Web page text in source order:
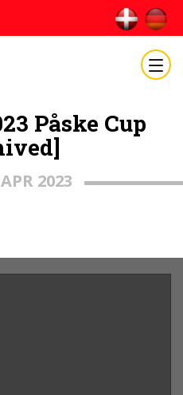
Påske Cup
2023